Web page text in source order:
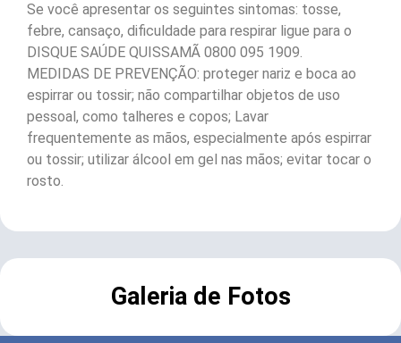
Se você apresentar os seguintes sintomas: tosse,
febre, cansaço, dificuldade para respirar ligue para o
DISQUE SAÚDE QUISSAMÃ 0800 095 1909.
MEDIDAS DE PREVENÇÃO: proteger nariz e boca ao
espirrar ou tossir; não compartilhar objetos de uso
pessoal, como talheres e copos; Lavar
frequentemente as mãos, especialmente após espirrar
ou tossir; utilizar álcool em gel nas mãos; evitar tocar o
rosto.
Galeria de Fotos